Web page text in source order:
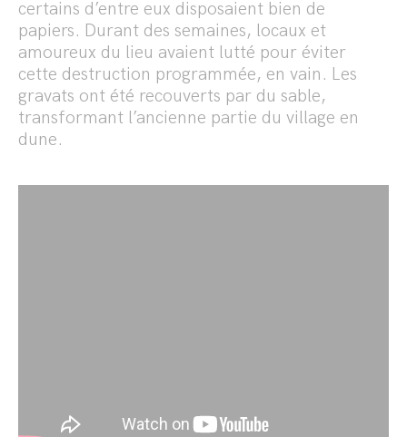
certains d’entre eux disposaient bien de
papiers. Durant des semaines, locaux et
amoureux du lieu avaient lutté pour éviter
cette destruction programmée, en vain. Les
gravats ont été recouverts par du sable,
transformant l’ancienne partie du village en
dune.